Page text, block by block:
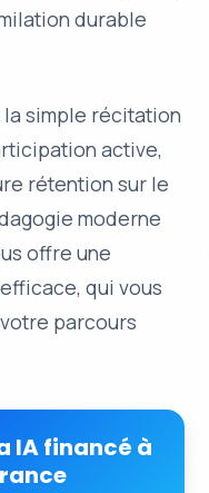
durable
simple récitation
active,
rétention sur le
moderne
offre une
qui vous
parcours
IA financé à